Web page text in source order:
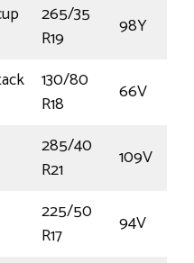
265/35
R19
98Y
130/80
R18
66V
285/40
R21
109V
225/50
R17
94V